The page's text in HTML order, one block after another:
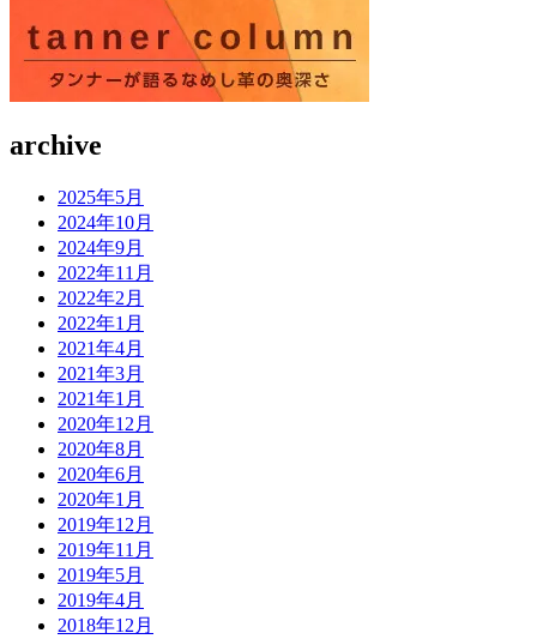
archive
2025年5月
2024年10月
2024年9月
2022年11月
2022年2月
2022年1月
2021年4月
2021年3月
2021年1月
2020年12月
2020年8月
2020年6月
2020年1月
2019年12月
2019年11月
2019年5月
2019年4月
2018年12月